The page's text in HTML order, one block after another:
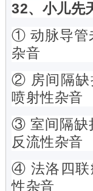
32、小儿先
① 动脉导管
杂音
② 房间隔缺
喷射性杂音
③ 室间隔缺
反流性杂音
④ 法洛四联
性杂音